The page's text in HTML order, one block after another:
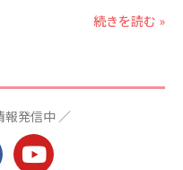
続きを読む »
報発信中 ／